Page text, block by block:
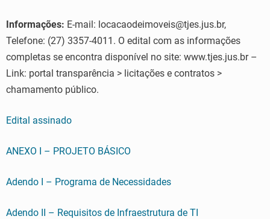
Informações: E-mail: locacaodeimoveis@tjes.jus.br,
Telefone: (27) 3357-4011. O edital com as informações
completas se encontra disponível no site: www.tjes.jus.br –
Link: portal transparência > licitações e contratos >
chamamento público.
Edital assinado
ANEXO I – PROJETO BÁSICO
Adendo I – Programa de Necessidades
Adendo II – Requisitos de Infraestrutura de TI